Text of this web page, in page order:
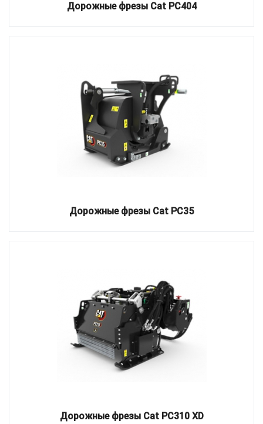
Дорожные фрезы Cat PC404
Дорожные фрезы Cat PC35
Дорожные фрезы Cat PC310 XD